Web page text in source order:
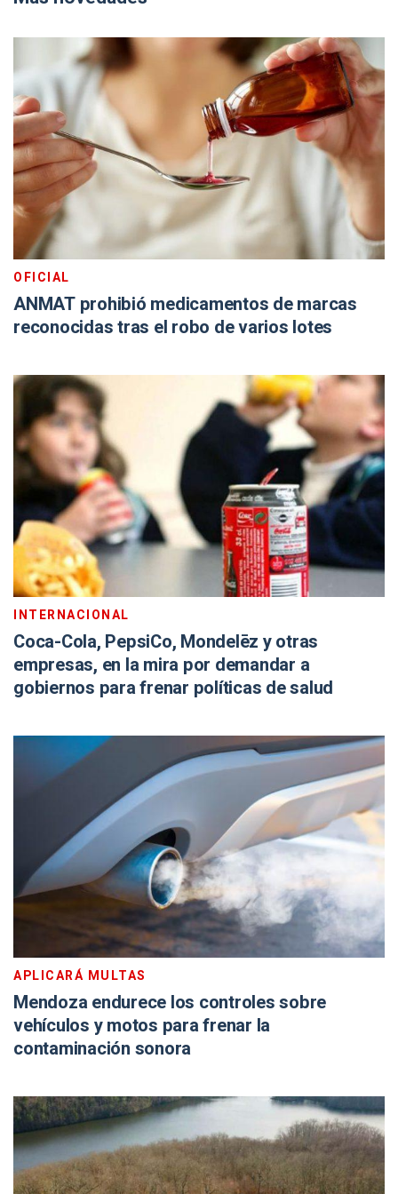
OFICIAL
ANMAT prohibió medicamentos de marcas
reconocidas tras el robo de varios lotes
INTERNACIONAL
Coca-Cola, PepsiCo, Mondelēz y otras
empresas, en la mira por demandar a
gobiernos para frenar políticas de salud
APLICARÁ MULTAS
Mendoza endurece los controles sobre
vehículos y motos para frenar la
contaminación sonora